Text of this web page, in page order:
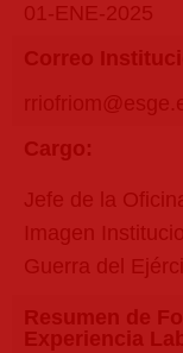
01-ENE-2025
Correo
Cargo:
Jefe de la
Imagen
Guerra del
Resumen de
Experiencia